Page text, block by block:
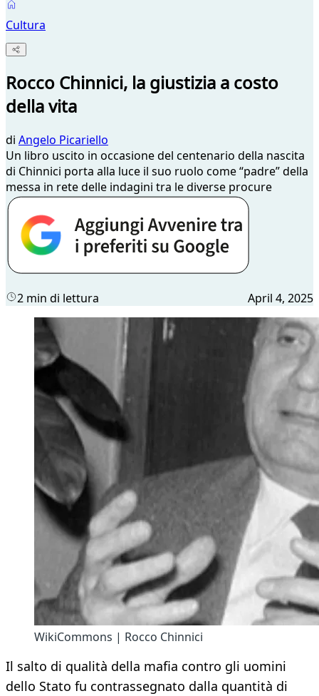
Cultura
Rocco Chinnici, la giustizia a costo
della vita
di Angelo Picariello
Un libro uscito in occasione del centenario della nascita
di Chinnici porta alla luce il suo ruolo come “padre” della
messa in rete delle indagini tra le diverse procure
2 min di lettura April 4, 2025
WikiCommons | Rocco Chinnici
Il salto di qualità della mafia contro gli uomini
dello Stato fu contrassegnato dalla quantità di